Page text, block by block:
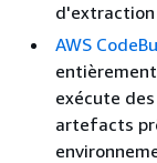
AWS
exécute
artefacts